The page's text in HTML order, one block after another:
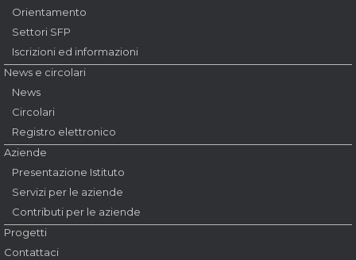
Orientamento
Settori SFP
Iscrizioni ed informazioni
News e circolari
News
Circolari
Registro elettronico
Aziende
Presentazione Istituto
Servizi per le aziende
Contributi per le aziende
Progetti
Contattaci